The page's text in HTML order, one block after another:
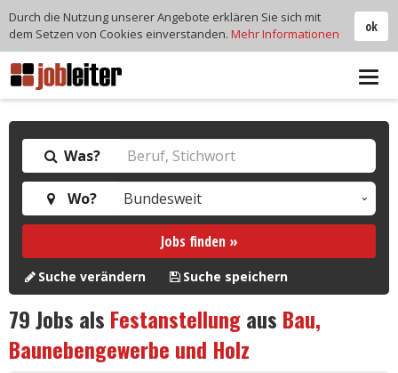
Was?
Wo?
Jobs finden »
Suche verändern Suche speichern
79Jobs als Festanstellungaus Bau,
Baunebengewerbe und Holz
ok
Durch die Nutzung unserer Angebote erklären Sie sich mit
dem Setzen von Cookies einverstanden. Mehr Informationen